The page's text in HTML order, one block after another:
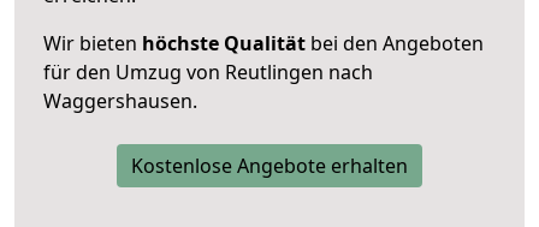
Wir bieten höchste Qualität bei den Angeboten
für den Umzug von Reutlingen nach
Waggershausen.
Kostenlose Angebote erhalten